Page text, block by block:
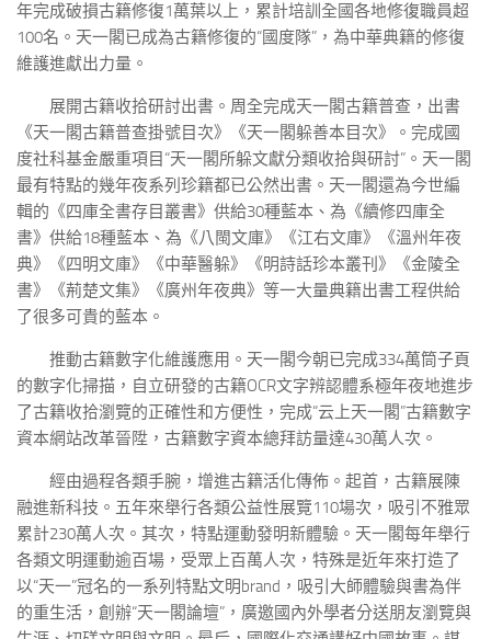
年完成破損古籍修復1萬葉以上，累計培訓全國各地修復職員超
100名。天一閣已成為古籍修復的“國度隊”，為中華典籍的修復
維護進獻出力量。
展開古籍收拾研討出書。周全完成天一閣古籍普查，出書
《天一閣古籍普查掛號目次》《天一閣躲善本目次》。完成國
度社科基金嚴重項目“天一閣所躲文獻分類收拾與研討”。天一閣
最有特點的幾年夜系列珍籍都已公然出書。天一閣還為今世編
輯的《四庫全書存目叢書》供給30種藍本、為《續修四庫全
書》供給18種藍本、為《八閩文庫》《江右文庫》《溫州年夜
典》《四明文庫》《中華醫躲》《明詩話珍本叢刊》《金陵全
書》《荊楚文集》《廣州年夜典》等一大量典籍出書工程供給
了很多可貴的藍本。
推動古籍數字化維護應用。天一閣今朝已完成334萬筒子頁
的數字化掃描，自立研發的古籍OCR文字辨認體系極年夜地進步
了古籍收拾瀏覽的正確性和方便性，完成“云上天一閣”古籍數字
資本網站改革晉陞，古籍數字資本總拜訪量達430萬人次。
經由過程各類手腕，增進古籍活化傳佈。起首，古籍展陳
融進新科技。五年來舉行各類公益性展覽110場次，吸引不雅眾
累計230萬人次。其次，特點運動發明新體驗。天一閣每年舉行
各類文明運動逾百場，受眾上百萬人次，特殊是近年來打造了
以“天一”冠名的一系列特點文明brand，吸引大師體驗與書為伴
的重生活，創辦“天一閣論壇”，廣邀國內外學者分送朋友瀏覽與